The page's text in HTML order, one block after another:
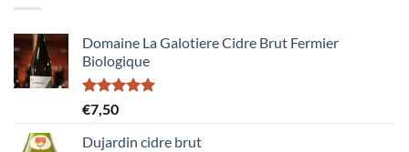
Domaine La Galotiere Cidre Brut Fermier
Biologique
Gewaardeerd
5.00
€7,50
Dujardin cidre brut